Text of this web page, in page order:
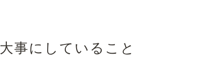
⼤事にしていること